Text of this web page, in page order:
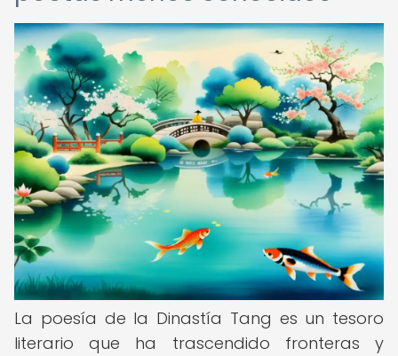
La poesía de la Dinastía Tang es un tesoro
literario que ha trascendido fronteras y